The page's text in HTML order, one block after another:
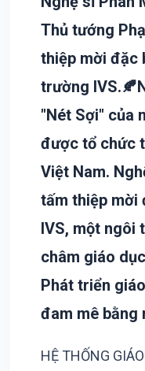
Thủ tướng
thiệp mời đặc
trường
"Nét Sợi" của
được tổ chức
Việt Nam.
tấm thiệp mời
IVS, một ngôi
châm giáo
Phát triển
đam mê bằng
HỆ THỐNG